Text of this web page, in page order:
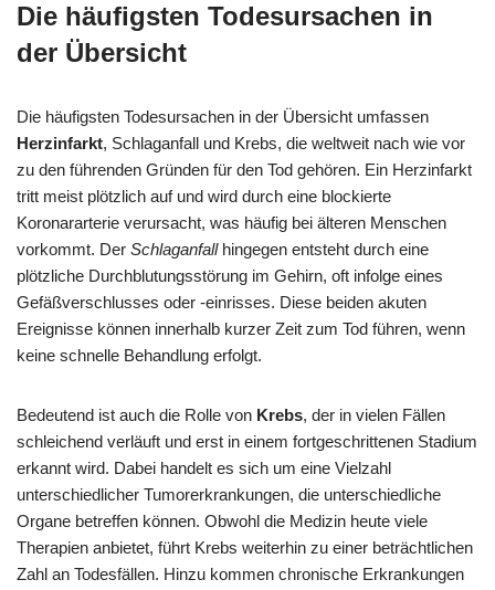
Die häufigsten Todesursachen in
der Übersicht
Die häufigsten Todesursachen in der Übersicht umfassen
Herzinfarkt, Schlaganfall und Krebs, die weltweit nach wie vor
zu den führenden Gründen für den Tod gehören. Ein Herzinfarkt
tritt meist plötzlich auf und wird durch eine blockierte
Koronararterie verursacht, was häufig bei älteren Menschen
vorkommt. Der Schlaganfallhingegen entsteht durch eine
plötzliche Durchblutungsstörung im Gehirn, oft infolge eines
Gefäßverschlusses oder -einrisses. Diese beiden akuten
Ereignisse können innerhalb kurzer Zeit zum Tod führen, wenn
keine schnelle Behandlung erfolgt.
Bedeutend ist auch die Rolle von Krebs, der in vielen Fällen
schleichend verläuft und erst in einem fortgeschrittenen Stadium
erkannt wird. Dabei handelt es sich um eine Vielzahl
unterschiedlicher Tumorerkrankungen, die unterschiedliche
Organe betreffen können. Obwohl die Medizin heute viele
Therapien anbietet, führt Krebs weiterhin zu einer beträchtlichen
Zahl an Todesfällen. Hinzu kommen chronische Erkrankungen